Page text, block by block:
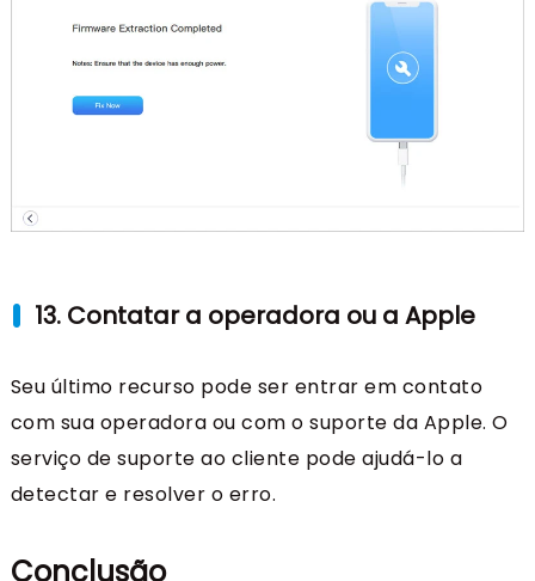
13. Contatar a operadora ou a Apple
Seu último recurso pode ser entrar em contato
com sua operadora ou com o suporte da Apple. O
serviço de suporte ao cliente pode ajudá-lo a
detectar e resolver o erro.
Conclusão